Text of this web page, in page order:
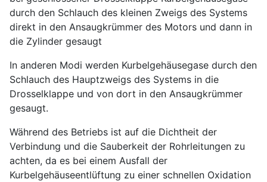
durch den Schlauch des kleinen Zweigs des Systems
direkt in den Ansaugkrümmer des Motors und dann in
die Zylinder gesaugt
In anderen Modi werden Kurbelgehäusegase durch den
Schlauch des Hauptzweigs des Systems in die
Drosselklappe und von dort in den Ansaugkrümmer
gesaugt.
Während des Betriebs ist auf die Dichtheit der
Verbindung und die Sauberkeit der Rohrleitungen zu
achten, da es bei einem Ausfall der
Kurbelgehäuseentlüftung zu einer schnellen Oxidation